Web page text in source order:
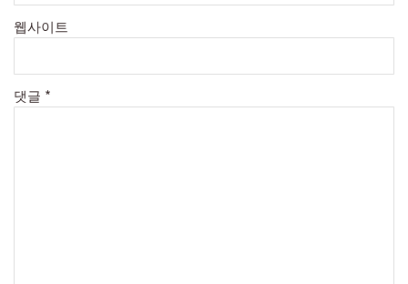
웹사이트
댓글 *